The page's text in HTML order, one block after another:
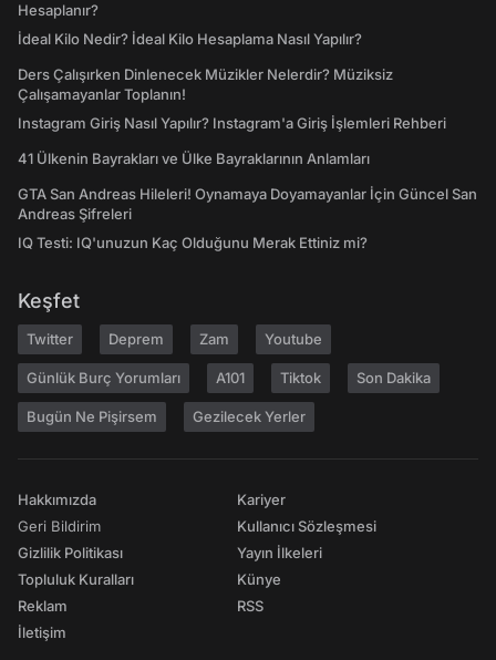
Hesaplanır?
İdeal Kilo Nedir? İdeal Kilo Hesaplama Nasıl Yapılır?
Ders Çalışırken Dinlenecek Müzikler Nelerdir? Müziksiz
Çalışamayanlar Toplanın!
Instagram Giriş Nasıl Yapılır? Instagram'a Giriş İşlemleri Rehberi
41 Ülkenin Bayrakları ve Ülke Bayraklarının Anlamları
GTA San Andreas Hileleri! Oynamaya Doyamayanlar İçin Güncel San
Andreas Şifreleri
IQ Testi: IQ'unuzun Kaç Olduğunu Merak Ettiniz mi?
Keşfet
Twitter Deprem Zam Youtube
Günlük Burç Yorumları A101 Tiktok Son Dakika
Bugün Ne Pişirsem Gezilecek Yerler
Hakkımızda
Geri Bildirim
Gizlilik Politikası
Topluluk Kuralları
Reklam
İletişim
Kariyer
Kullanıcı Sözleşmesi
Yayın İlkeleri
Künye
RSS